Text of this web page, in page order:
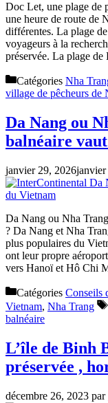
Doc Let, une plage de
une heure de route de
différentes. La plage
voyageurs à la
préservée. La plage
Catégories Nha
village de pêcheurs de
Da Nang ou
balnéaire
janvier 29, 2026
Da Nang ou Nha
? Da Nang et Nha
plus populaires du
ont leur propre
vers Hanoï et Hô Chi
Catégories Conseils
Vietnam, Nha Trang
balnéaire
L’île de Binh
préservée ,
décembre 26, 2023 par